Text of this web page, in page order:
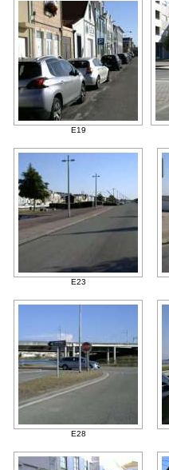
E19
E23
E28